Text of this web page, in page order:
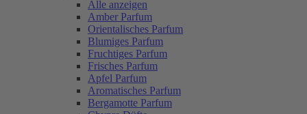
Alle anzeigen
Amber Parfum
Orientalisches Parfum
Blumiges Parfum
Fruchtiges Parfum
Frisches Parfum
Apfel Parfum
Aromatisches Parfum
Bergamotte Parfum